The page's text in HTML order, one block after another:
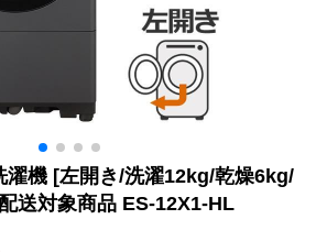
濯機 [左開き/洗濯12kg/乾燥6kg/
送対象商品 ES-12X1-HL